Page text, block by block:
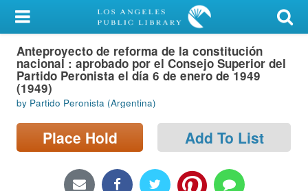
My Account
Library Card
Sign In
Search
Locations/Hours (external
Anteproyecto de reforma de la constitución
nacional : aprobado por el Consejo Superior del
Partido Peronista el día 6 de enero de 1949
(1949)
by Partido Peronista (Argentina)
Place Hold Add To List